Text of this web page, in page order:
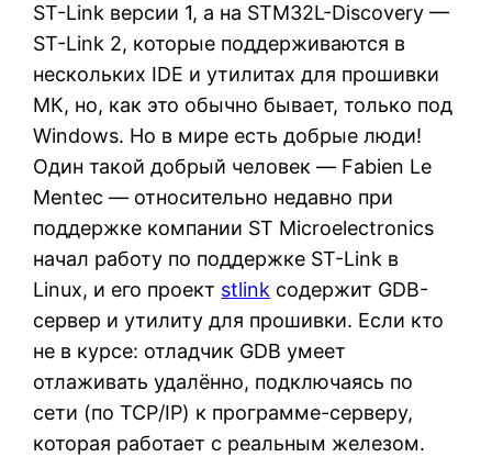
ST-Link версии 1, а на STM32L-Discovery —
ST-Link 2, которые поддерживаются в
нескольких IDE и утилитах для прошивки
МК, но, как это обычно бывает, только под
Windows. Но в мире есть добрые люди!
Один такой добрый человек — Fabien Le
Mentec — относительно недавно при
поддержке компании ST Microelectronics
начал работу по поддержке ST-Link в
Linux, и его проект stlink содержит GDB-
сервер и утилиту для прошивки. Если кто
не в курсе: отладчик GDB умеет
отлаживать удалённо, подключаясь по
сети (по TCP/IP) к программе-серверу,
которая работает с реальным железом.